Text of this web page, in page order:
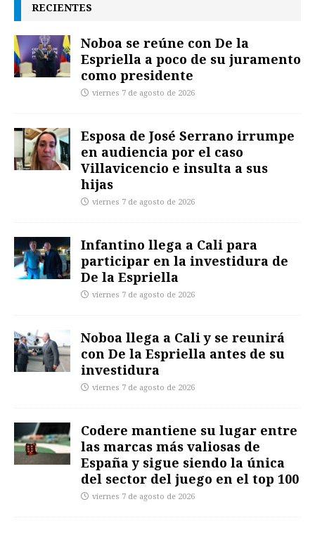
RECIENTES
Noboa se reúne con De la
Espriella a poco de su juramento
como presidente
viernes 7 de agosto de 2026
Esposa de José Serrano irrumpe
en audiencia por el caso
Villavicencio e insulta a sus
hijas
viernes 7 de agosto de 2026
Infantino llega a Cali para
participar en la investidura de
De la Espriella
viernes 7 de agosto de 2026
Noboa llega a Cali y se reunirá
con De la Espriella antes de su
investidura
viernes 7 de agosto de 2026
Codere mantiene su lugar entre
las marcas más valiosas de
España y sigue siendo la única
del sector del juego en el top 100
viernes 7 de agosto de 2026